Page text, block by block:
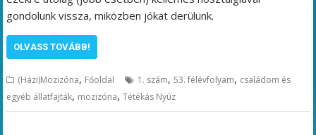
gondolunk vissza, miközben jókat derülünk.
OLVASS TOVÁBB!
(Házi)Mozizóna, Főoldal 1. szám,53. félévfolyam, családom és
egyéb állatfajták, mozizóna,Tétékás Nyúz